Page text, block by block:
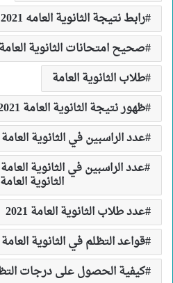
رابط نتيجة الثانوية العامه 2021 برقم الجلوس
صحيح امتحانات الثانوية العامة
طلاب الثانوية العامة
ظهور نتيجة الثانوية العامة 2021
عدد الراسبين في الثانوية العامة 2020
الثانوية العامة
عدد طلاب الثانوية العامة 2021
قواعد التظلم في الثانوية العامة
كيفية الحصول على درجات